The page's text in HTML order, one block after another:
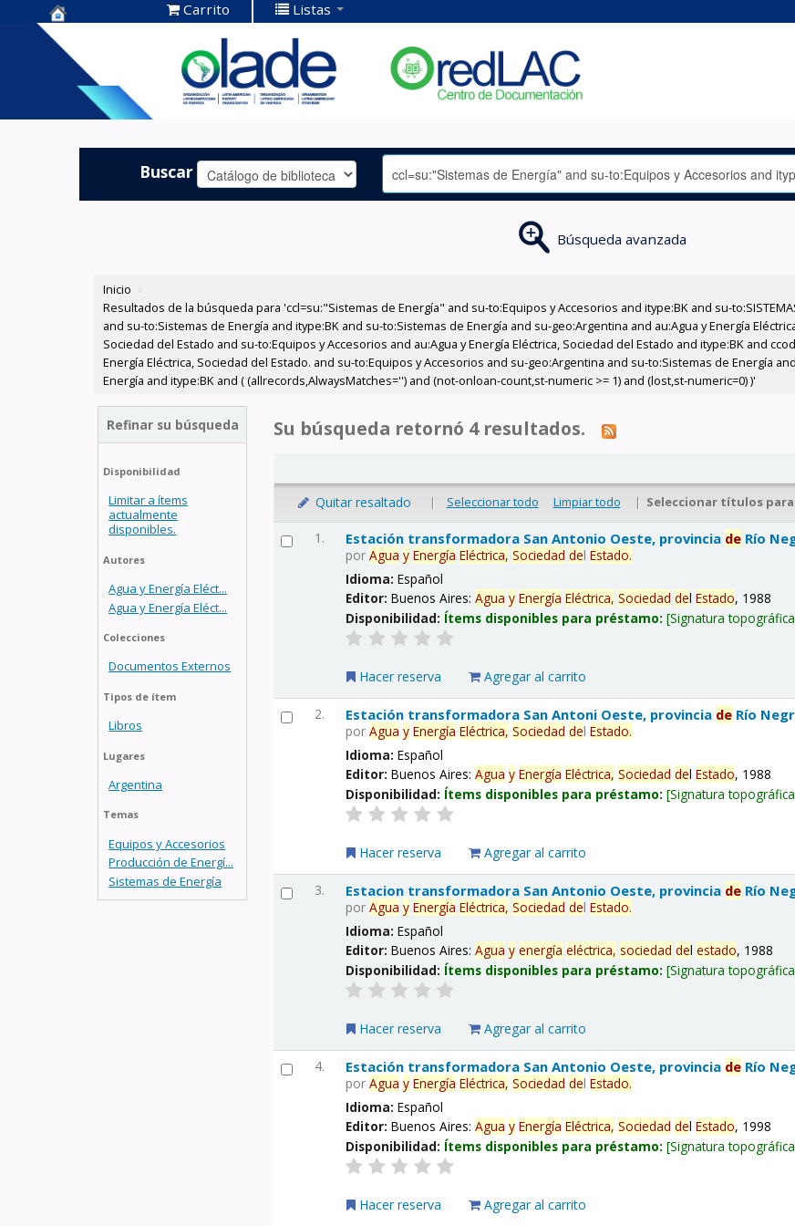
Centro de
Documentación
OLADE -
Carrito Listas
Buscar
Búsqueda avanzada
Inicio ›
Resultados de la búsqueda para 'ccl=su:"Sistemas de Energía" and su-to:Equipos y Accesorios and itype:BK and su-
and su-to:Sistemas de Energía and itype:BK and su-to:Sistemas de Energía and su-geo:Argentina and au:Agua y Energía
Sociedad del Estado and su-to:Equipos y Accesorios and au:Agua y Energía Eléctrica, Sociedad del Estado and itype:BK and
Energía Eléctrica, Sociedad del Estado. and su-to:Equipos y Accesorios and su-geo:Argentina and su-to:Sistemas de Energía
Energía and itype:BK and ( (allrecords,AlwaysMatches='') and (not-onloan-count,st-numeric >= 1) and (lost,st-numeric=0) )'
Refinar su búsqueda
Disponibilidad
Limitar a ítems
actualmente
disponibles.
Autores
Agua y Energía Eléct...
Agua y Energía Eléct...
Colecciones
Documentos Externos
Tipos de ítem
Libros
Lugares
Argentina
Temas
Equipos y Accesorios
Producción de Energí...
Sistemas de Energía
Su búsqueda retornó 4 resultados.
Quitar resaltado | Seleccionar todo Limpiar todo | Seleccionar títulos
1. Estación transformadora San Antonio Oeste, provincia de Río
porAgua y Energía Eléctrica, Sociedad delEstado.
Idioma:Español
Editor:Buenos Aires:Agua y Energía Eléctrica, Sociedad delEstado, 1988
Disponibilidad: Ítems disponibles para préstamo: Signatura
Hacer reserva Agregar al carrito
2. Estación transformadora San Antoni Oeste, provincia de Río
porAgua y Energía Eléctrica, Sociedad delEstado.
Idioma:Español
Editor:Buenos Aires:Agua y Energía Eléctrica, Sociedad delEstado, 1988
Disponibilidad: Ítems disponibles para préstamo: Signatura
Hacer reserva Agregar al carrito
3. Estacion transformadora San Antonio Oeste, provincia de Río
porAgua y Energía Eléctrica, Sociedad delEstado.
Idioma:Español
Editor:Buenos Aires:Agua y energía eléctrica, sociedad delestado, 1988
Disponibilidad: Ítems disponibles para préstamo: Signatura
Hacer reserva Agregar al carrito
4. Estación transformadora San Antonio Oeste, provincia de Río
porAgua y Energía Eléctrica, Sociedad delEstado.
Idioma:Español
Editor:Buenos Aires:Agua y Energía Eléctrica, Sociedad delEstado, 1998
Disponibilidad: Ítems disponibles para préstamo: Signatura
Hacer reserva Agregar al carrito